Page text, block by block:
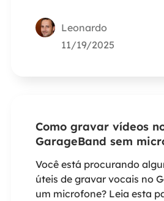
Leonardo
11/19/2025
Como gravar vídeos
GarageBand sem
Você está procurando
úteis de gravar vocais no
um microfone? Leia esta